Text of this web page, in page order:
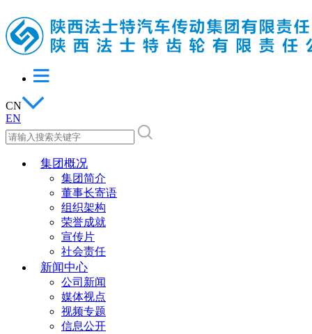
CN
EN
集团概况
集团简介
董事长寄语
组织架构
荣誉成就
宣传片
社会责任
新闻中心
公司新闻
媒体视点
视频专题
信息公开